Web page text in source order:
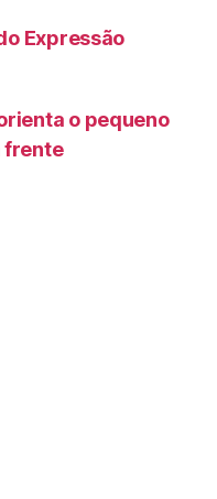
Expressão
o pequeno
frente